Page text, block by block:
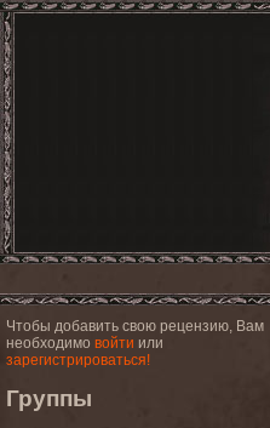
Чтобы добавить свою рецензию, Вам
необходимо войти или
зарегистрироваться!
Группы